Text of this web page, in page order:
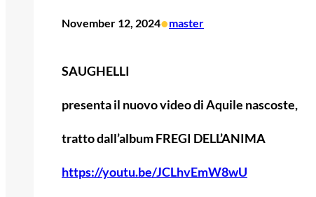
November 12, 2024•master
SAUGHELLI
presenta il nuovo video di Aquile nascoste,
tratto dall’album FREGI DELL’ANIMA
https://youtu.be/JCLhvEmW8wU